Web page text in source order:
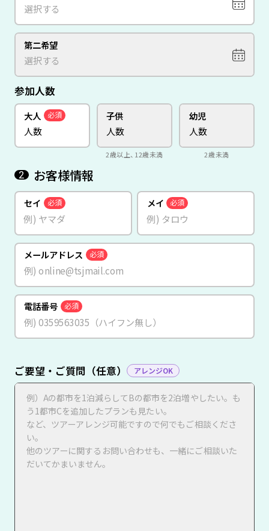
第二希望
参加人数
大人 必須 子供
2歳以上、12歳未満
幼児
2歳未満
2 お客様情報
セイ 必須 メイ 必須
メールアドレス 必須
電話番号 必須
ご要望・ご質問（任意） アレンジOK